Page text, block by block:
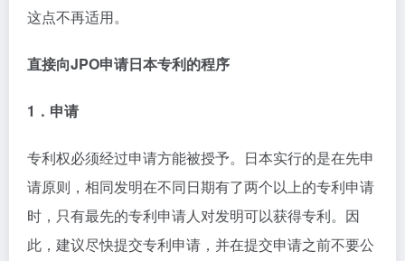
这点不再适用。
直接向JPO申请日本专利的程序
1．申请
专利权必须经过申请方能被授予。日本实行的是在先申
请原则，相同发明在不同日期有了两个以上的专利申请
时，只有最先的专利申请人对发明可以获得专利。因
此，建议尽快提交专利申请，并在提交申请之前不要公